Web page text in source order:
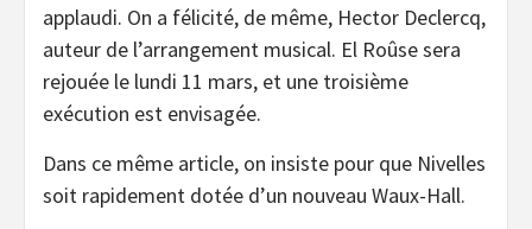
applaudi. On a félicité, de même, Hector Declercq,
auteur de l’arrangement musical. El Roûse sera
rejouée le lundi 11 mars, et une troisième
exécution est envisagée.
Dans ce même article, on insiste pour que Nivelles
soit rapidement dotée d’un nouveau Waux-Hall.